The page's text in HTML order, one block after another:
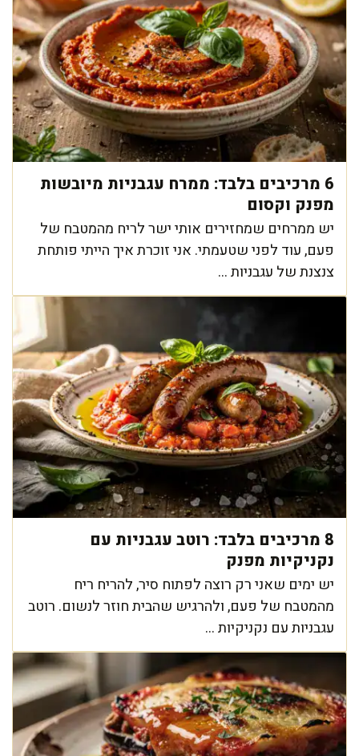
6 מרכיבים בלבד: ממרח עגבניות מיובשות
מפנק וקסום
יש ממרחים שמחזירים אותי ישר לריח מהמטבח של
פעם, עוד לפני שטעמתי. אני זוכרת איך הייתי פותחת
צנצנת של עגבניות ...
8 מרכיבים בלבד: רוטב עגבניות עם
נקניקיות מפנק
יש ימים שאני רק רוצה לפתוח סיר, להריח ריח
מהמטבח של פעם, ולהרגיש שהבית חוזר לנשום. רוטב
עגבניות עם נקניקיות ...